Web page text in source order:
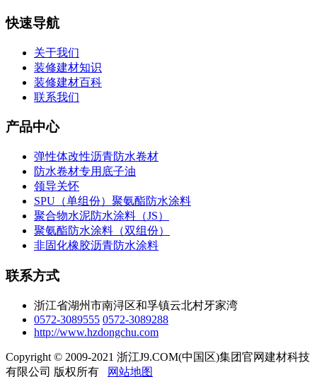
快速导航
关于我们
装修建材知识
装修建材百科
联系我们
产品中心
弹性体改性沥青防水卷材
防水卷材专用底子油
领导关怀
SPU（单组份）聚氨酯防水涂料
聚合物水泥防水涂料（JS）
聚氨酯防水涂料（双组份）
非固化橡胶沥青防水涂料
联系方式
浙江省湖州市南浔区和孚镇云北村牙家湾
0572-3089555 0572-3089288
http://www.hzdongchu.com
Copyright © 2009-2021 浙江J9.COM(中国区)集团官网建材科技
有限公司 版权所有
网站地图